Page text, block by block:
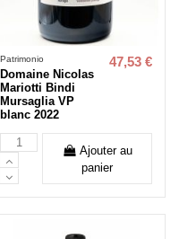
Patrimonio
Domaine Nicolas
Mariotti Bindi
Mursaglia VP
blanc 2022
47,53 €
Ajouter au
panier